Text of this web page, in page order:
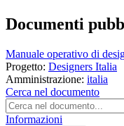
Documenti
Manuale operativo di
Progetto: Designers Italia
Amministrazione: italia
Cerca nel documento
Informazioni